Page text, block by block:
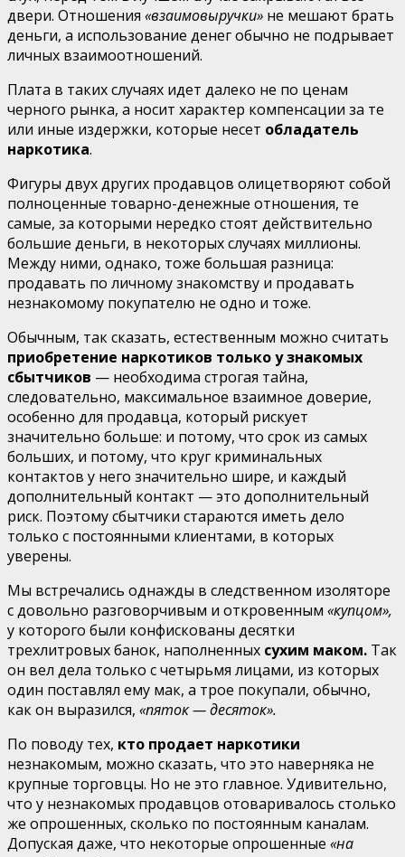
двери. Отношения «взаимовыручки» не мешают брать
деньги, а использование денег обычно не подрывает
личных взаимо­отношений.
Плата в таких случаях идет далеко не по ценам
черного рынка, а носит характер компенсации за те
или иные издержки, которые несет обладатель
наркотика.
Фигуры двух других продавцов олицетворяют собой
пол­ноценные товарно-денежные отношения, те
самые, за кото­рыми нередко стоят действительно
большие деньги, в неко­торых случаях миллионы.
Между ними, однако, тоже боль­шая разница:
продавать по личному знакомству и продавать
незнакомому покупателю не одно и тоже.
Обычным, так сказать, естественным можно считать
при­обретение наркотиков только у знакомых
сбытчиков — необходима строгая тайна,
следовательно, максимальное взаимное доверие,
особенно для продавца, который рискует
значительно больше: и потому, что срок из самых
больших, и потому, что круг криминальных
контактов у него значи­тельно шире, и каждый
дополнительный контакт — это до­полнительный
риск. Поэтому сбытчики стараются иметь дело
только с постоянными клиентами, в которых
уверены.
Мы встречались однажды в следственном изоляторе
с до­вольно разговорчивым и откровенным «купцом»,
у которого были конфискованы десятки
трехлитровых банок, наполнен­ных сухим маком. Так
он вел дела только с четырьмя лицами, из которых
один поставлял ему мак, а трое покупали, обычно,
как он выразился, «пяток — десяток».
По поводу тех, кто продает наркотики
незнакомым, можно сказать, что это наверняка не
крупные торговцы. Но не это главное. Удивительно,
что у незнакомых продав­цов отоваривалось столько
же опрошенных, сколько по по­стоянным каналам.
Допуская даже, что некоторые опро­шенные «на